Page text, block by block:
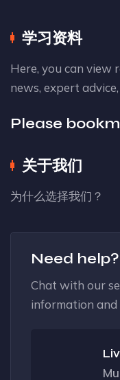
学习资料
Here, you can view
news, expert
Please
关于我们
为什么选择我们？
Need help?
Chat with our
information and